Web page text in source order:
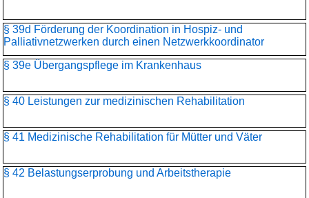
§ 39d Förderung der Koordination in Hospiz- und
Palliativnetzwerken durch einen Netzwerkkoordinator
§ 39e Übergangspflege im Krankenhaus
§ 40 Leistungen zur medizinischen Rehabilitation
§ 41 Medizinische Rehabilitation für Mütter und Väter
§ 42 Belastungserprobung und Arbeitstherapie